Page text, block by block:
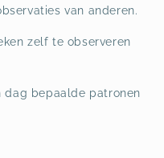
van anderen.
zelf te observeren
dag bepaalde patronen